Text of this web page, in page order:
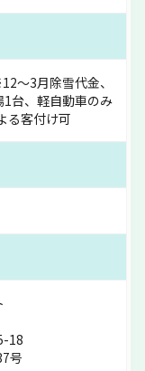
～3月除雪代金、
台、軽自動車のみ
る客付け可
18
号